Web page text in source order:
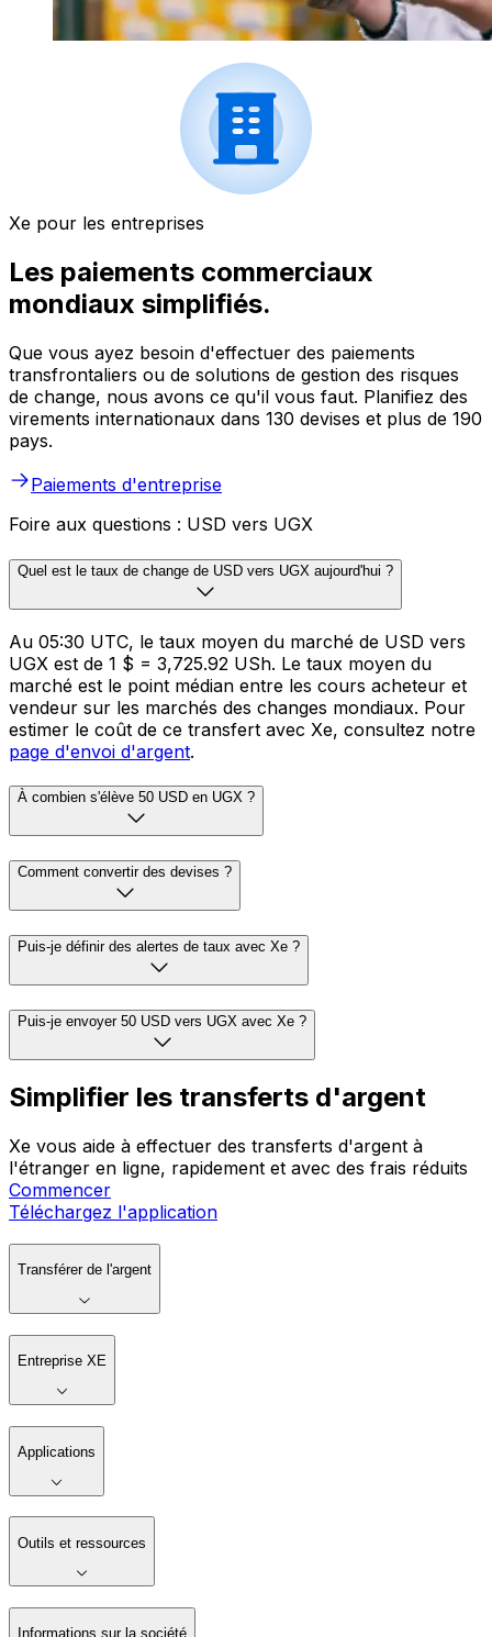
Xe pour les entreprises
Les paiements commerciaux
mondiaux simplifiés.
Que vous ayez besoin d'effectuer des paiements
transfrontaliers ou de solutions de gestion des risques
de change, nous avons ce qu'il vous faut. Planifiez des
virements internationaux dans 130 devises et plus de 190
pays.
Paiements d'entreprise
Foire aux questions : USD vers UGX
Quel est le taux de change de USD vers UGX aujourd'hui ?
Au 05:30 UTC, le taux moyen du marché de USD vers
UGX est de 1 $ = 3,725.92 USh. Le taux moyen du
marché est le point médian entre les cours acheteur et
vendeur sur les marchés des changes mondiaux. Pour
estimer le coût de ce transfert avec Xe, consultez notre
page d'envoi d'argent.
À combien s'élève 50 USD en UGX ?
Comment convertir des devises ?
Puis-je définir des alertes de taux avec Xe ?
Puis-je envoyer 50 USD vers UGX avec Xe ?
Simplifier les transferts d'argent
Xe vous aide à effectuer des transferts d'argent à
l'étranger en ligne, rapidement et avec des frais réduits
Commencer
Téléchargez l'application
Transférer de l'argent
Entreprise XE
Applications
Outils et ressources
Informations sur la société